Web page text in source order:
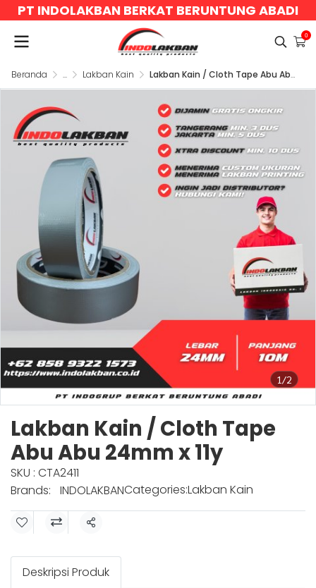
PT INDOLAKBAN BERKAT BERUNTUNG ABADI
0
Beranda ... Lakban Kain Lakban Kain / Cloth Tape Abu Abu 24mm x 11y
1/2
Lakban Kain / Cloth Tape
Abu Abu 24mm x 11y
SKU : CTA2411
Brands:
INDOLAKBANCategories:Lakban Kain
Share
Deskripsi Produk